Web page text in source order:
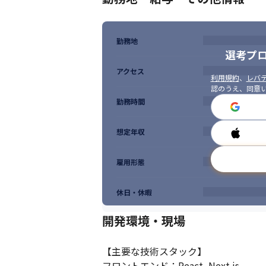
未知の課題やフィードバックを「成長の機
・「健全なコンフリクト」を恐れない方
顧客やチーム（営業、開発）に対し、リ
・細部にこだわり、やり切る「クラフトマ
顧客に最高の価値を届けるため、戦略か
選考プ
利用規約、
レバ
認のうえ、同意
勤務地
アクセス
勤務時間
想定年収
雇用形態
休日・休暇
開発環境・現場
【主要な技術スタック】